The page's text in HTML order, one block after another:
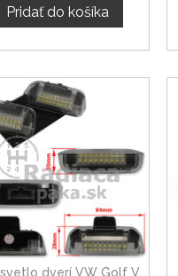
Pridať do košíka
svetlo dverí VW Golf V,